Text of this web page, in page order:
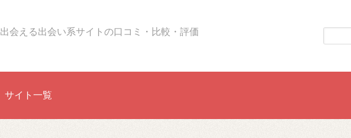
出会える出会い系サイトの口コミ・比較・評価
サイト一覧